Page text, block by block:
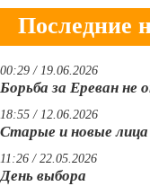
Последние
00:29 / 19.06.2026
Борьба за Ереван не
18:55 / 12.06.2026
Старые и новые лица
11:26 / 22.05.2026
День выбора